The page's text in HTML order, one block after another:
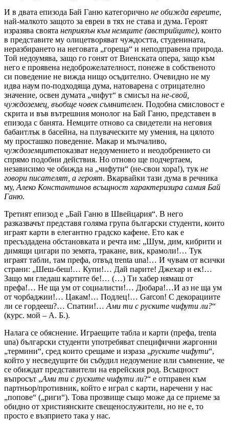
И в двата епизода Бай Ганю категорично не обижда евреите,
най-малкото защото за евреи в тях не става и дума. Героят
изразява своята неприязън към немците (австрийците), които
в представите му олицетворяват чуждостта, студенината,
неразбирането на неговата „гореща“ и неподправена природа.
Той недоумява, защо го гонят от Виенската опера, защо към
него е проявена недоброжелателност, понеже в собственото
си поведение не вижда нищо осъдително. Очевидно не му
идва наум по-подходяща дума, натоварена с отрицателно
значение, освен думата „чифут“ в смисъл на не-свой,
чуждоземец, въобще човек съмнителен. Подобна смисловост е
скрита и във вътрешния монолог на Бай Ганю, представен в
епизода с банята. Немците отново са свидетели на неговия
бабаитлък в басейна, на плуваческите му умения, на цялото
му просташко поведение. Макар и мълчаливо,
чуждоземцитепоказват недоумението и неодобрението си
спрямо подобни действия. Но отново ще подчертаем,
независимо че обижда на „чифути“ (не-свои хора!), тук не
говори писателят, а героят. Вкарвайки тази дума в речника
му, Алеко Константинов всъщност характеризира самия Бай
Ганю.
Третият епизод е „Бай Ганю в Швейцария“. В него
разказвачът представя голяма група български студенти, които
играят карти в елегантно градско кафене. Ето как е
пресъздадена обстановката и речта им: „Шум, дим, кибрити и
димящи цигари по земята, тракане, вик, крамоли!… Тук
играят табли, там префа, отвъд trenta una!… И чувам от всички
страни: „Шеш-беш!… Купи!… Дай парите! Джехар и ек!…
Защо ми гледаш картите бе!… (…) Ти хабер нямаш от
префа!… Не ща ум от социалисти!… Дюбара!…И аз не ща ум
от чорбаджии!… Цакам!… Подлец!… Garcon! С декорациите
ли се гордееш?… Спатии!… Ами ти с руските чифути ли?“
(курс. мой – А. Б.).
Налага се обяснение. Играещите табла и карти (префа, trenta
una) български студенти употребяват специфични жаргонни
„термини“, сред които срещаме и израза „руските чифути“,
който у несведущите би събудил недоумение или съмнение, че
се обиждат представители на еврейския род. Всъщност
въпросът „Ами ти с руските чифути ли?“ е отправен към
партньор/противник, който е играл с карти, наречени у нас
„попове“ („риги“). Това прозвище също може да се приеме за
обидно от християнските свещенослужители, но не е, то
просто е възприето така у нас.